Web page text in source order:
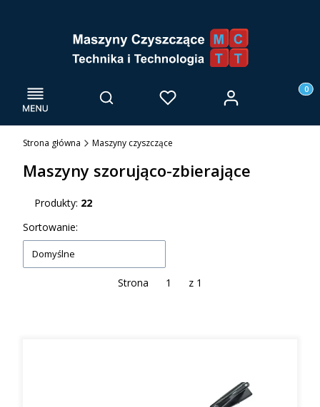
Menu Otwórz wyszukiwarkę
Szukaj Ulubione Zaloguj się
Strona główna Maszyny czyszczące
Maszyny szorująco-zbierające
Produkty: 22
Lista produktów
Sortowanie:
Domyślne
Strona z 1